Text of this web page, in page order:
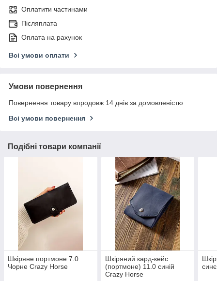
Оплатити частинами
Післяплата
Оплата на рахунок
Всі умови оплати
Умови повернення
Повернення товару впродовж 14 днів за домовленістю
Всі умови повернення
Подібні товари компанії
Шкіряне портмоне 7.0
Чорне Crazy Horse
Шкіряний кард-кейс
(портмоне) 11.0 синій
Crazy Horse